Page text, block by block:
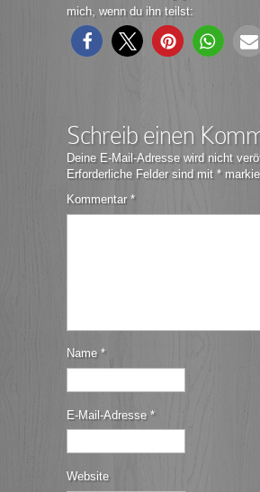
mich, wenn du ihn teilst:
Schreib einen
Deine E-Mail-Adresse wird nicht
Erforderliche Felder sind mit *
Kommentar*
Name *
E-Mail-Adresse *
Website